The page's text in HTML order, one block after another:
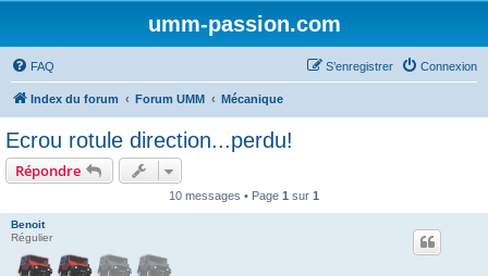
umm-passion.com
FAQ Connexion
S’enregistrer
Index du forum Forum UMM Mécanique
Ecrou rotule direction...perdu!
Répondre
10 messages • Page 1 sur 1
Benoit
Régulier